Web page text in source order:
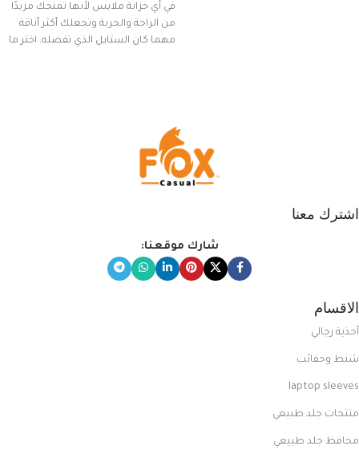
في أي خزانة ملابس لأنها تمنحك مزيدًا
من الراحة والحرية وتجعلك أكثر أناقة
مهما كان الستايل الذي تفضله. اختر ما
اشترك معنا
شارك موقعنا:
الاقسام
أحذية رجالي
شنط وحقائب
laptop sleeves
منتجات جلد طبيعي
محافظ جلد طبيعي